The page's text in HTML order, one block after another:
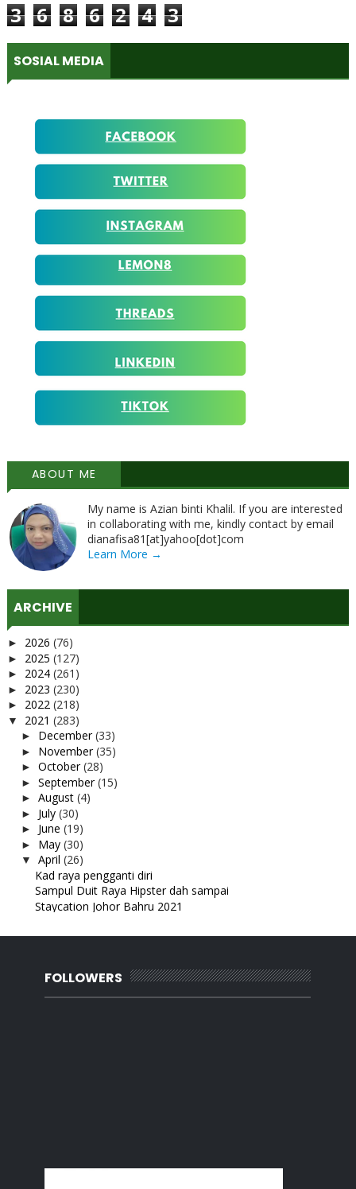
3 6 8 6 2 4 3
SOSIAL MEDIA
ABOUT ME
My name is Azian binti Khalil. If you are interested
in collaborating with me, kindly contact by email
dianafisa81[at]yahoo[dot]com
Learn More →
ARCHIVE
► 2026 (76)
► 2025 (127)
► 2024 (261)
► 2023 (230)
► 2022 (218)
▼ 2021 (283)
► December(33)
► November(35)
► October(28)
► September(15)
► August (4)
► July (30)
► June (19)
► May (30)
▼ April (26)
Kad raya pengganti diri
Sampul Duit Raya Hipster dah sampai
Staycation Johor Bahru 2021
Cendol Mahabah Benut
Minyak Wangi Far Away Avon
Keyboard berlampu
My skincare - Mary Kay Timewise
Baker's Cottage Labis
FOLLOWERS